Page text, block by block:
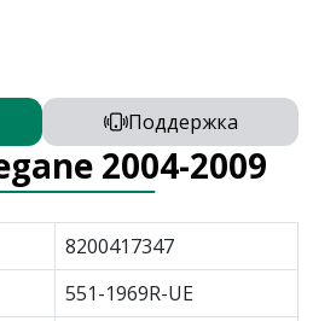
Поддержка
2004-2009
8200417347
551-1969R-UE